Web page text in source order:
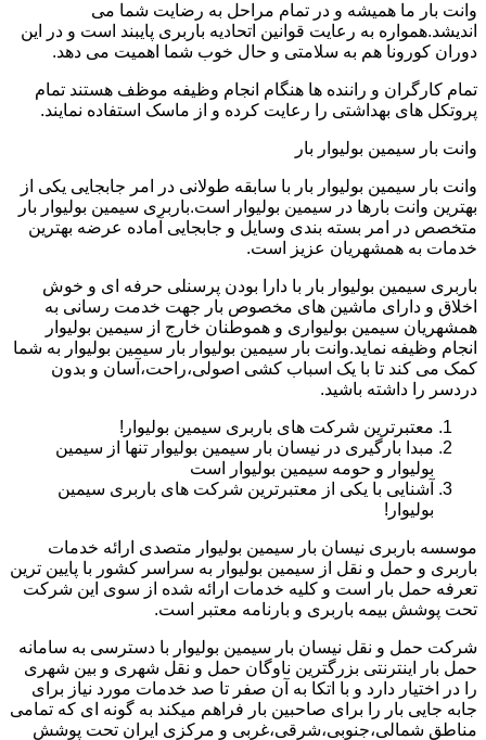
وانت بار ما همیشه و در تمام مراحل به رضایت شما می
اندیشد.همواره به رعایت قوانین اتحادیه باربری پایبند است و در این
دوران کورونا هم به سلامتی و حال خوب شما اهمیت می دهد.
تمام کارگران و راننده ها هنگام انجام وظیفه موظف هستند تمام
پروتکل های بهداشتی را رعایت کرده و از ماسک استفاده نمایند.
وانت بار سیمین بولیوار بار
وانت بار سیمین بولیوار بار با سابقه طولانی در امر جابجایی یکی از
بهترین وانت بارها در سیمین بولیوار است.باربری سیمین بولیوار بار
متخصص در امر بسته بندی وسایل و جابجایی آماده عرضه بهترین
خدمات به همشهریان عزیز است.
باربری سیمین بولیوار بار با دارا بودن پرسنلی حرفه ای و خوش
اخلاق و دارای ماشین های مخصوص بار جهت خدمت رسانی به
همشهریان سیمین بولیواری و هموطنان خارج از سیمین بولیوار
انجام وظیفه نماید.وانت بار سیمین بولیوار بار سیمین بولیوار به شما
کمک می کند تا با یک اسباب کشی اصولی،راحت،آسان و بدون
دردسر را داشته باشید.
معتبرترین شرکت های باربری سیمین بولیوار!
مبدا بارگیری در نیسان بار سیمین بولیوار تنها از سیمین
بولیوار و حومه سیمین بولیوار است
آشنایی با یکی از معتبرترین شرکت های باربری سیمین
بولیوار!
موسسه باربری نیسان بار سیمین بولیوار متصدی ارائه خدمات
باربری و حمل و نقل از سیمین بولیوار به سراسر کشور با پایین ترین
تعرفه حمل بار است و کلیه خدمات ارائه شده از سوی این شرکت
تحت پوشش بیمه باربری و بارنامه معتبر است.
شرکت حمل و نقل نیسان بار سیمین بولیوار با دسترسی به سامانه
حمل بار اینترنتی بزرگترین ناوگان حمل و نقل شهری و بین شهری
را در اختیار دارد و با اتکا به آن صفر تا صد خدمات مورد نیاز برای
جابه جایی بار را برای صاحبین بار فراهم میکند به گونه ای که تمامی
مناطق شمالی،جنوبی،شرقی،غربی و مرکزی ایران تحت پوشش